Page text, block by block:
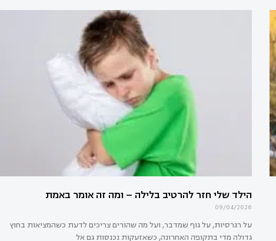
הילד שלי חזר להרטיב בלילה – ומה זה אומר באמת
09/04/2026
על רגרסיות, על גוף שמדבר, ועל מה שהורים צריכים לדעת כשהמציאות בחוץ
גדולה מדי בתקופה האחרונה, כשאזעקות נכנסות גם אל